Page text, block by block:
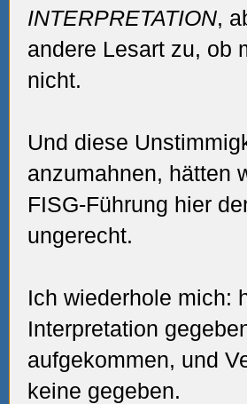
INTERPRETATION,
andere Lesart zu, ob
nicht.
Und diese
anzumahnen, hätten
FISG-Führung hier
ungerecht.
Ich wiederhole mich:
Interpretation
aufgekommen, und
keine gegeben.